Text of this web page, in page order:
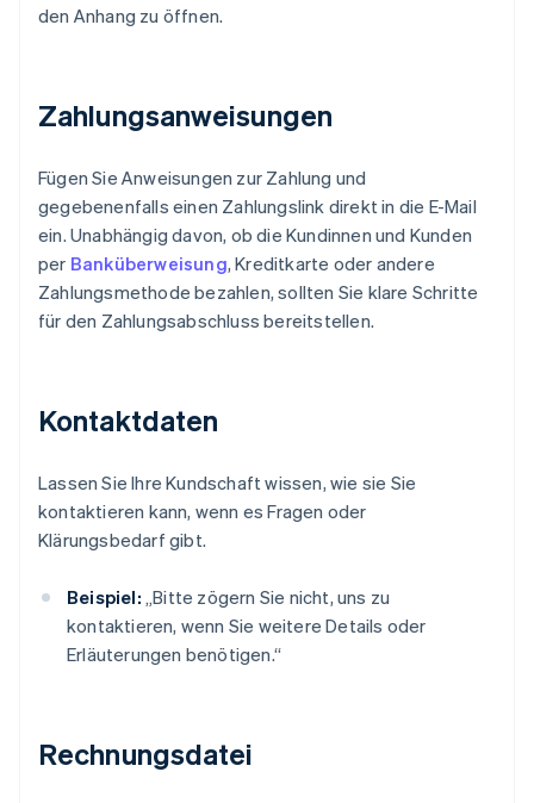
den Anhang zu öffnen.
Zahlungsanweisungen
Fügen Sie Anweisungen zur Zahlung und
gegebenenfalls einen Zahlungslink direkt in die E-Mail
ein. Unabhängig davon, ob die Kundinnen und Kunden
per Banküberweisung, Kreditkarte oder andere
Zahlungsmethode bezahlen, sollten Sie klare Schritte
für den Zahlungsabschluss bereitstellen.
Kontaktdaten
Lassen Sie Ihre Kundschaft wissen, wie sie Sie
kontaktieren kann, wenn es Fragen oder
Klärungsbedarf gibt.
Beispiel: „Bitte zögern Sie nicht, uns zu
kontaktieren, wenn Sie weitere Details oder
Erläuterungen benötigen.“
Rechnungsdatei